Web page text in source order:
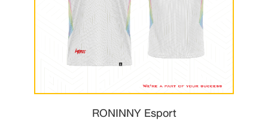
RONINNY Esport